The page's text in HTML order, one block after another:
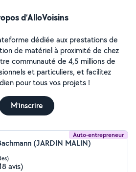
d’AlloVoisins
dédiée aux prestations de
de matériel à proximité de chez
communauté de 4,5 millions de
et particuliers, et facilitez
pour tous vos projets !
M'inscrire
Auto-entrepreneur
(JARDIN MALIN)
avis)